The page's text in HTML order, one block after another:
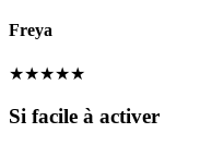
Freya
★★★★★
Si facile à activer